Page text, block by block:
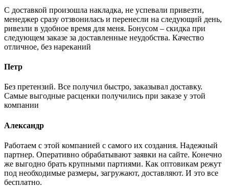
С доставкой произошла накладка, не успевали привезти,
менеджер сразу отзвонилась и перенесли на следующий день,
ривезли в удобное время для меня. Бонусом – скидка при
следующем заказе за доставленные неудобства. Качество
отличное, без нареканий
Петр
Без претензий. Все получил быстро, заказывал доставку.
Самые выгодные расценки получились при заказе у этой
компании
Александр
Работаем с этой компанией с самого их создания. Надежный
партнер. Оперативно обрабатывают заявки на сайте. Конечно
же выгодно брать крупными партиями. Как оптовикам режут
под необходимые размеры, загружают, доставляют. И это все
бесплатно.